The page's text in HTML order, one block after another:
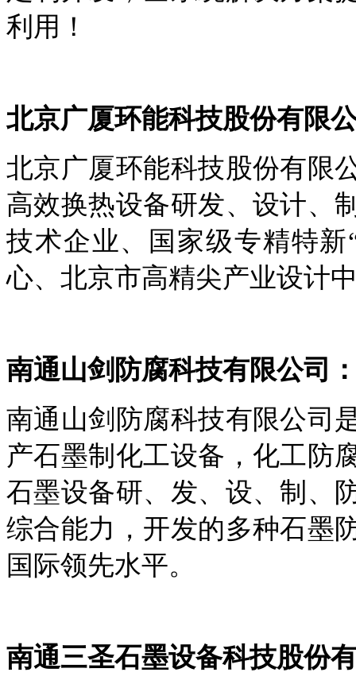
利用！
北京广厦环能科技股份有限
北京广厦环能科技股份有限
高效换热设备研发、设计、
技术企业、国家级专精特新
心、北京市高精尖产业设计
南通山剑防腐科技有限公司
南通山剑防腐科技有限公司
产石墨制化工设备，化工防
石墨设备研、发、设、制、
综合能力，开发的多种石墨
国际领先水平。
南通三圣石墨设备科技股份